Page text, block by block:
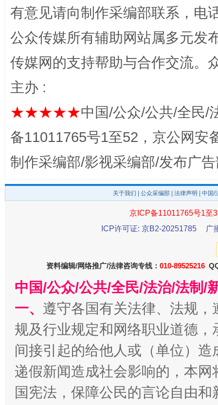
东山县通报“牛蛙产品抗生素超标问题”
一
揭开“小金库”的免责幌子
有意见请向制作采编部联系，电
公众传媒所有辅助网站属多元发
传媒网的支持帮助与合作交流。
主办 :
★★★★★中国/公众/公共/全民/
备11011765号1至52，京公网安
制作采编部/影视采编部/发布广
关于我们 公众采编部 法律声明 | 中国
京ICP备11011765号1至
ICP许可证: 京B2-20251785
广
资料编辑/网络推广/法律咨询专线： 010-89525216
中国/公众/公共/全民/法治/法制/
一、 遵守各国有关法律、法规
规及行业规定和网络职业道德
间接引起的给他人或（单位）
递假新闻造成社会影响的，本
国宪法，保障公民的言论自由